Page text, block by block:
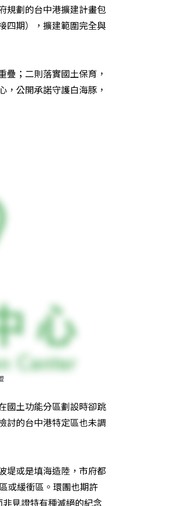
規劃的台中港擴建計畫包
四期），擴建範圍完全與
；二則落實國土保育，
，公開承諾守護白海豚，
國土功能分區劃設時卻跳
討的台中港特定區也未調
堤或是填海造陸，市府都
或緩衝區。環團也期許
見證特有種滅絕的紀念